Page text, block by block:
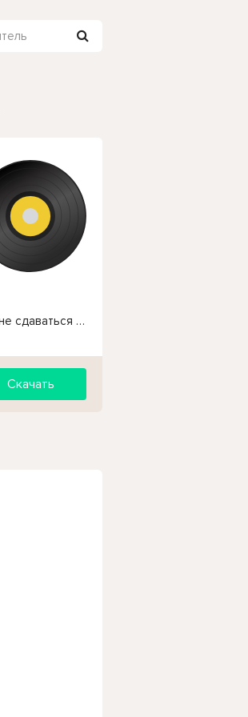
Чтобы прослушать онлайн песню Песня - Наруто Узумаки учил нас не сдаваться нажмите на кнопку плей с светом зелений
Скачать